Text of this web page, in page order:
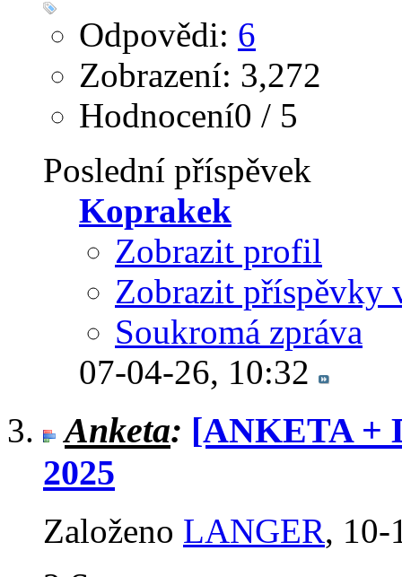
Odpovědi: 6
Zobrazení: 3,272
Hodnocení0 / 5
Poslední příspěvek
Koprakek
Zobrazit profil
Zobrazit příspěvky
Soukromá zpráva
07-04-26, 10:32
Anketa: [ANKETA +
2025
Založeno LANGER‎, 10-